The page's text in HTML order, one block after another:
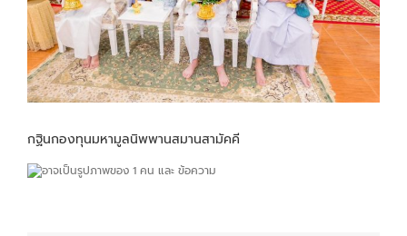
กฐินกองทุนมหามูลนิพพานสมานสามัคคี